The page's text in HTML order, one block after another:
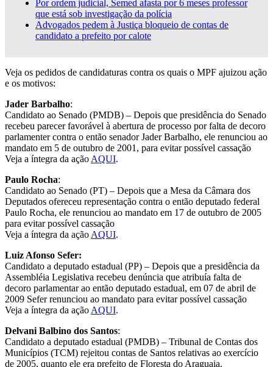
Por ordem judicial, Semed afasta por 6 meses professor
que está sob investigação da polícia
Advogados pedem à Justiça bloqueio de contas de
candidato a prefeito por calote
Veja os pedidos de candidaturas contra os quais o MPF ajuizou ação
e os motivos:
Jader Barbalho:
Candidato ao Senado (PMDB) – Depois que presidência do Senado
recebeu parecer favorável à abertura de processo por falta de decoro
parlamenter contra o então senador Jader Barbalho, ele renunciou ao
mandato em 5 de outubro de 2001, para evitar possível cassação
Veja a íntegra da açãoAQUI.
Paulo Rocha:
Candidato ao Senado (PT) – Depois que a Mesa da Câmara dos
Deputados ofereceu representação contra o então deputado federal
Paulo Rocha, ele renunciou ao mandato em 17 de outubro de 2005
para evitar possível cassação
Veja a íntegra da açãoAQUI.
Luiz Afonso Sefer:
Candidato a deputado estadual (PP) – Depois que a presidência da
Assembléia Legislativa recebeu denúncia que atribuía falta de
decoro parlamentar ao então deputado estadual, em 07 de abril de
2009 Sefer renunciou ao mandato para evitar possível cassação
Veja a íntegra da açãoAQUI.
Delvani Balbino dos Santos:
Candidato a deputado estadual (PMDB) – Tribunal de Contas dos
Municípios (TCM) rejeitou contas de Santos relativas ao exercício
de 2005, quanto ele era prefeito de Floresta do Araguaia.